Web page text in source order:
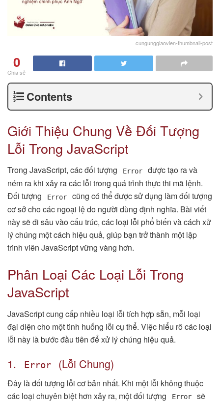
cungunggiaovien-thumbnail-post
0
Chia sẻ
Contents
Giới Thiệu Chung Về Đối Tượng
Lỗi Trong JavaScript
Trong JavaScript, các đối tượng Error
được tạo ra và
ném ra khi xảy ra các lỗi trong quá trình thực thi mã lệnh.
Đối tượng
Error
cũng có thể được sử dụng làm đối tượng
cơ sở cho các ngoại lệ do người dùng định nghĩa. Bài viết
này sẽ đi sâu vào cấu trúc, các loại lỗi phổ biến và cách xử
lý chúng một cách hiệu quả, giúp bạn trở thành một lập
trình viên JavaScript vững vàng hơn.
Phân Loại Các Loại Lỗi Trong
JavaScript
JavaScript cung cấp nhiều loại lỗi tích hợp sẵn, mỗi loại
đại diện cho một tình huống lỗi cụ thể. Việc hiểu rõ các loại
lỗi này là bước đầu tiên để xử lý chúng hiệu quả.
1. Error (Lỗi Chung)
Đây là đối tượng lỗi cơ bản nhất. Khi một lỗi không thuộc
các loại chuyên biệt hơn xảy ra, một đối tượng
Error
sẽ